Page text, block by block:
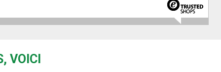
VOICI